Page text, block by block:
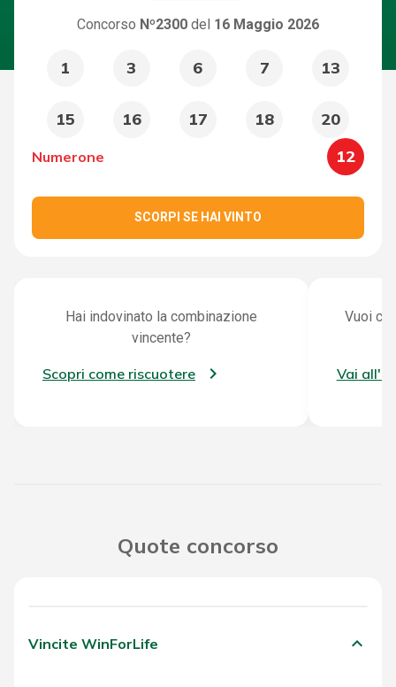
Concorso Nº2300 del 16 Maggio 2026
1 3 6 7 13
15 16 17 18 20
Numerone 12
SCORPI SE HAI VINTO
Hai indovinato la combinazione
vincente?
Scopri come riscuotere
Vuoi
Vai
Quote concorso
Vincite WinForLife keyboard_arrow_down